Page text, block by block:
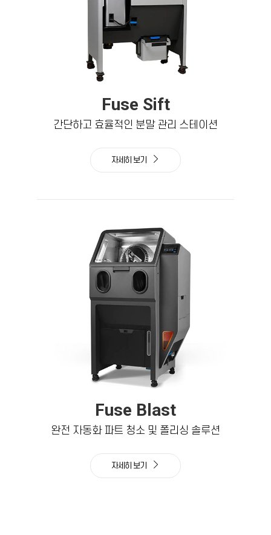
Fuse Sift
간단하고 효율적인 분말 관리 스테이션
자세히 보기
Fuse Blast
완전 자동화 파트 청소 및 폴리싱 솔루션
자세히 보기